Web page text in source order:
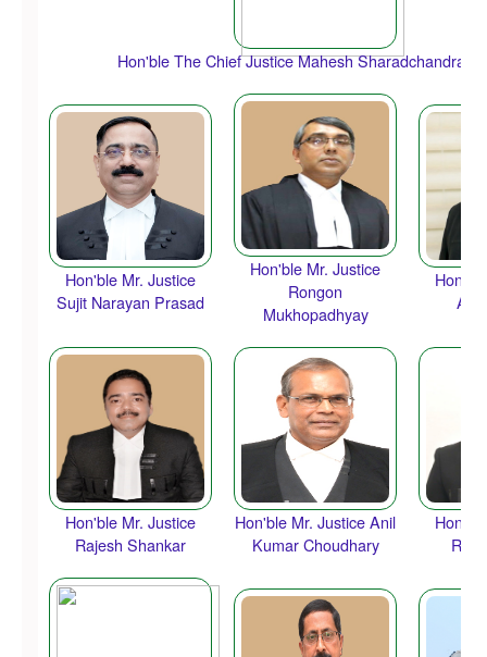
Hon'ble The Chief Justice Mahesh Sharadchandra
Hon'ble Mr. Justice
Sujit Narayan Prasad
Hon'ble Mr. Justice
Rongon
Mukhopadhyay
Hon'ble Mr. Justice
Rajesh Shankar
Hon'ble Mr. Justice Anil
Kumar Choudhary